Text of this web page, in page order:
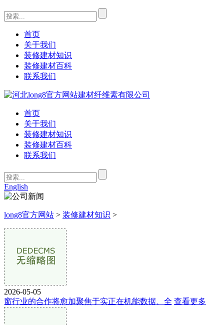
首页
关于我们
装修建材知识
装修建材百科
联系我们
首页
关于我们
装修建材知识
装修建材百科
联系我们
English
long8官方网站 > 装修建材知识 >
2026-05-05
窗行业的合作将愈加聚焦于实正在机能数据、全 查看更多